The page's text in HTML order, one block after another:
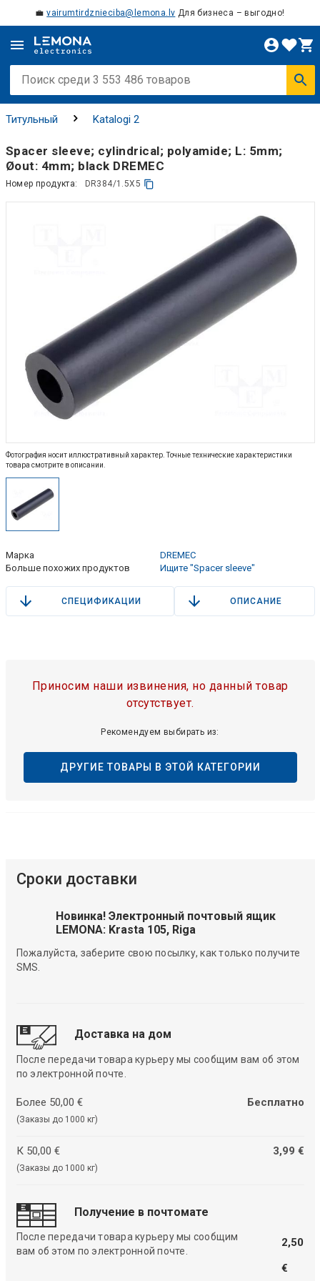
💼vairumtirdznieciba@lemona.lv Для бизнеса – выгодно!
Титульный Katalogi 2
Spacer sleeve; cylindrical; polyamide; L: 5mm;
Øout: 4mm; black DREMEC
Номер продукта: DR384/1.5X5
Фотография носит иллюстративный характер. Точные технические характеристики
товара смотрите в описании.
Марка
DREMEC
Больше похожих продуктов
Ищите "Spacer sleeve"
СПЕЦИФИКАЦИИ ОПИСАНИЕ
Приносим наши извинения, но данный товар
отсутствует.
Рекомендуем выбирать из:
ДРУГИЕ ТОВАРЫ В ЭТОЙ КАТЕГОРИИ
Сроки доставки
Новинка! Электронный почтовый ящик
LEMONA: Krasta 105, Riga
Пожалуйста, заберите свою посылку, как только получите
SMS.
Доставка на дом
После передачи товара курьеру мы сообщим вам об этом
по электронной почте.
Более 50,00 €
(Заказы до 1000 кг)
Бесплатно
К 50,00 €
(Заказы до 1000 кг)
3,99 €
Получение в почтомате
После передачи товара курьеру мы сообщим
вам об этом по электронной почте.
2,50
€